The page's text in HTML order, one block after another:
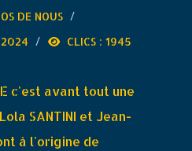
DE NOUS
2024
CLICS : 1945
c'est avant tout une
SANTINI et Jean-
à l'origine de